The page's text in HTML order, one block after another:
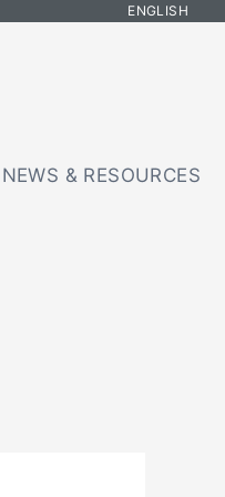
ENGLISH
NEWS & RESOURCES